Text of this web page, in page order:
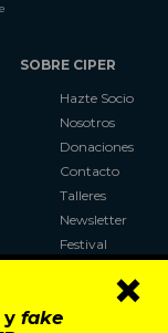
y fake
×
SOBRE CIPER
Hazte Socio
Nosotros
Donaciones
Contacto
Talleres
Newsletter
Festival